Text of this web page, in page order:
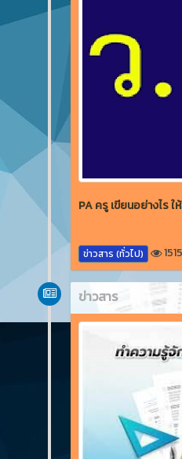
PA ครู เขียนอย่างไร ใ
ข่าวสาร (ทั่วไป)
ข่าวสาร